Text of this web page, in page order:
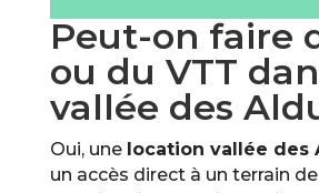
Peut-on faire
ou du VTT
vallée des
Oui, une location vallée des
un accès direct à un terrain